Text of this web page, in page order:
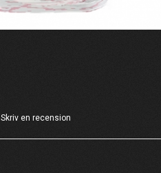
Skriv en recension